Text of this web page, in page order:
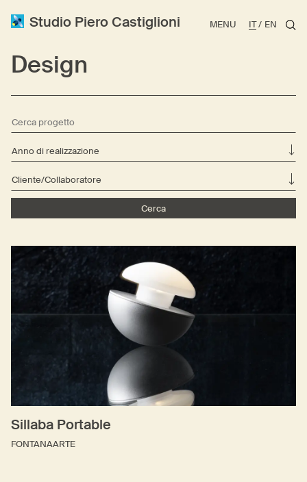
Studio Piero Castiglioni MENU IT EN
Design
Anno di realizzazione
Cliente/Collaboratore
Cerca
Sillaba Portable
FONTANAARTE